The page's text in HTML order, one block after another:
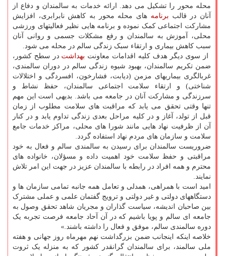
محله محور را تشکیل می دهد. ارائه خدمات به سالمندان و دفاع از
آنان در قالب برنامه های محله محور به کاهش نابرابری، افزایش
مشارکت اجتماعی کمک نموده و برنامه هایی نظیر فعالیتهای ورزشی
محلی، آموزش به سالمندان و رفع مشکلات جسمی و روانی آنان
سبب کاهش بیماری و ارتقاء سبک زندگی سالم در محله می شود.
از سوی دیگر هدف کلیه اقدامات معاونت بهداشت در سطح کشور،
ضمن تکریم سالمندان، بهبود شیوه زندگی سالم در دوران سالمندی،
غربالگری بیماریهای مزمن (دیابت، فشارخون، افسردگی و اختلالات
شناختی) و ارتقاء سلامت اجتماعی سالمندان، حفظ نشاط و
سرزندگی و مشارکت آنان در جامعه می باشد. بدیهی است این مهم
تنها وقتی تحقق می یابد که مراقبت های سلامت مطلوب از زمان
قبل از تولد، آغاز و در کلیه مراحل بعدی زندگی تداوم یابد و در کنار
آن از ظرفیت نهاد هایی مانند شورا های محلی، مراکز خدمات جامع
سلامت و سازمان های مردم نهاد استفاده گردد.
ضروریست سالمندان برای رسیدن به سالمندی سالم و فعال به خود
مراقبتی و حفظ سلامت خود اهمیت داده و مسؤلان، خانواده های
محترم و همه افراد در رابطه با سالمندان عزیز در جهت این امر تلاش
نمایند.
امید است با همراهی، همدلی و تعامل همه جانبه تمامی سازمان ها و
دستگاههای دولتی و غیر دولتی و ترویج گفتمان علمی و عملی مشترک
بین صاحبان اندیشه، سیاست گذاران و مجریان شاهد تحقق وصول به
جامعه ای سالم و پویا باشیم که در آن آحاد جامعه فرصت تجربه یک
دوره سالمندی سالم، موفق و فعال را داشته باشند.»
خلاصه اینکه اینجانب ضمن بزرگداشت نهم مهرماه روز جهانی و هفته
ملی سالمند، برای سالمندان گرانقدر کشور که به منزله یک ثروت